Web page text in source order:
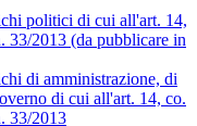
politici di cui all'art. 14,
33/2013 (da pubblicare in
di amministrazione, di
di cui all'art. 14, co.
33/2013